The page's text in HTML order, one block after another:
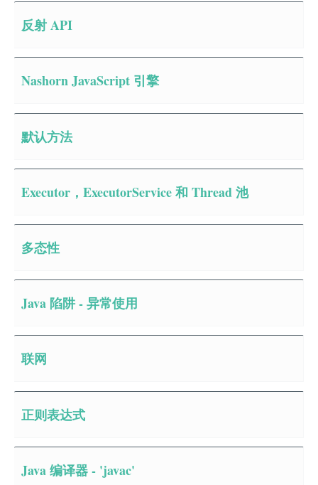
反射 API
Nashorn JavaScript 引擎
默认方法
Executor，ExecutorService 和 Thread 池
多态性
Java 陷阱 - 异常使用
联网
正则表达式
Java 编译器 - 'javac'